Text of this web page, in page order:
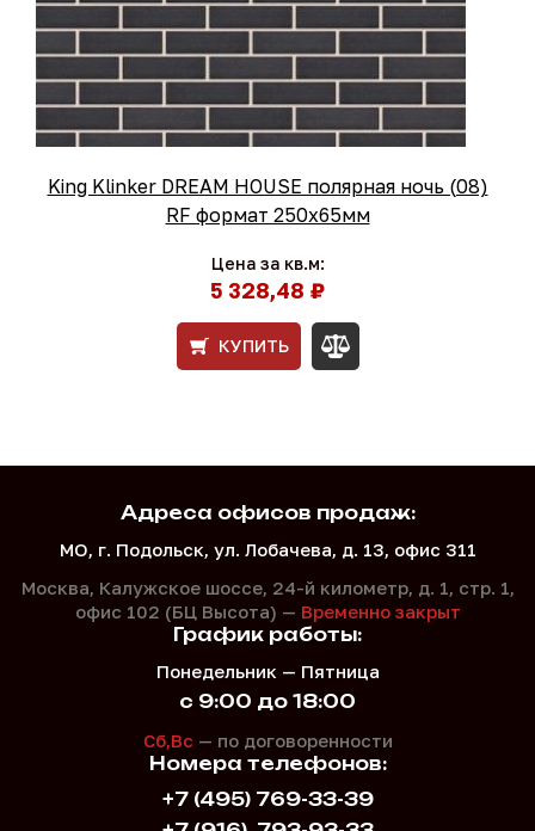
King Klinker DREAM HOUSE полярная ночь (08)
RF формат 250x65мм
Цена за кв.м:
5 328,48 ₽
КУПИТЬ
Адреса офисов продаж:
МО, г. Подольск, ул. Лобачева, д. 13, офис 311
Москва, Калужское шоссе, 24-й километр, д. 1, стр. 1,
офис 102 (БЦ Высота) — Временно закрыт
Номера телефонов:
+7 (495) 769-33-39
График работы:
Понедельник — Пятница
с 9:00 до 18:00
Сб,Вс — по договоренности